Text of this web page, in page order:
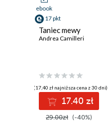
ebook
17 pkt
Taniec mewy
Andrea Camilleri
(17,40 zł najniższa cena z 30 dni)
17.40 zł
29.00zł (-40%)